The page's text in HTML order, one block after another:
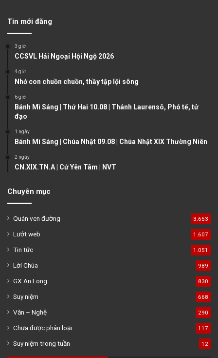
u
p
g
Tin mới đăng
3 giờ
CCSVL Hải Ngoại Hội Ngộ 2026
4 giờ
Nhớ con chuồn chuồn, thầy tập lội sông
6 giờ
Bánh Mì Sáng | Thứ Hai 10.08 | Thánh Laurensô, Phó tế, tử
đạo
1 ngày
Bánh Mì Sáng | Chúa Nhật 09.08 | Chúa Nhật XIX Thường Niên
2 ngày
CN.XIX.TN.A | Cứ Yên Tâm | NVT
Chuyên mục
Quán ven đường 3.653
Lướt web 1.607
Tin tức 1.051
Lời Chúa 989
GX An Long 830
Suy niệm 668
Văn – Nghệ 290
Chưa được phân loại 117
Suy niệm trong tuần 12